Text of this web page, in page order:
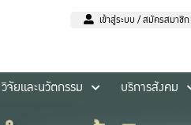
เข้าสู่ระบบ / สมัครสมาชิก
วิจัยและนวัตกรรม บริการสังคม